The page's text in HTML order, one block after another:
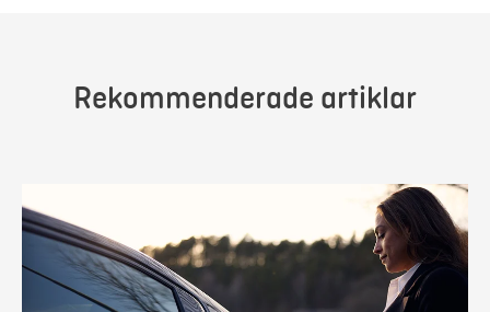
Rekommenderade artiklar